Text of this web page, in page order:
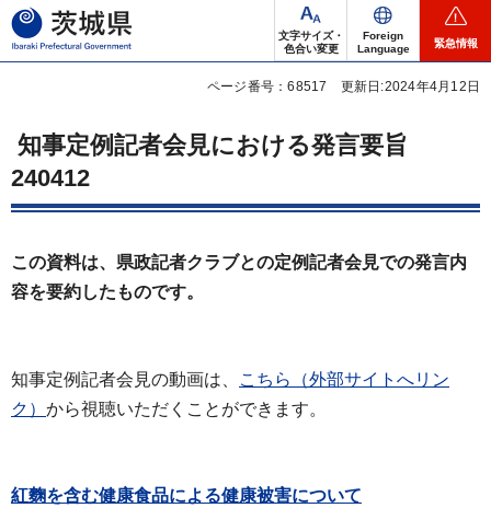
茨城県
文字サイズ・
色合い変更
Foreign
Language
緊急情報
ページ番号：68517 更新日:2024年4月12日
知事定例記者会見における発言要旨
240412
この資料は、県政記者クラブとの定例記者会見での発言内
容を要約したものです。
知事定例記者会見の動画は、
こちら（外部サイトへリン
ク） から視聴いただくことができます。
紅麴を含む健康食品による健康被害について